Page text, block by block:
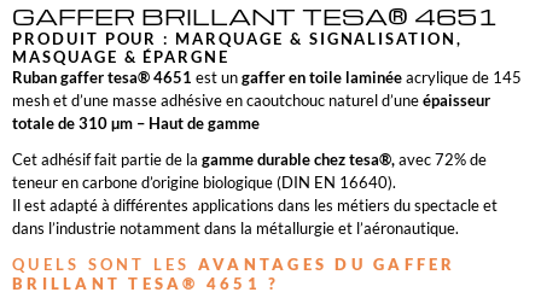
GAFFER BRILLANT TESA® 4651
PRODUIT POUR : MARQUAGE & SIGNALISATION,
MASQUAGE & ÉPARGNE
Ruban gaffer tesa® 4651 est ungaffer en toile laminéeacrylique de 145
mesh et d’une masse adhésive en caoutchouc naturel d’uneépaisseur
totale de 310 µm – Haut de gamme
Cet adhésif fait partie de la gamme durable chez tesa®,avec 72% de
teneur en carbone d’origine biologique (DIN EN 16640).
Il est adapté à différentes applications dans les métiers du spectacle et
dans l’industrie notamment dans la métallurgie et l’aéronautique.
QUELS SONT LES AVANTAGES DU GAFFER
BRILLANT TESA® 4651 ?